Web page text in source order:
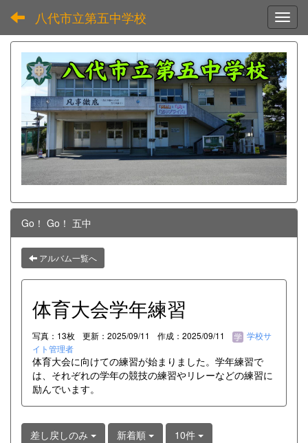
八代市立第五中学校
Go！ Go！ 五中
アルバム一覧へ
体育大会学年練習
写真：13枚 更新：2025/09/11 作成：2025/09/11
学校サ
イト管理者
体育大会に向けての練習が始まりました。学年練習で
は、それぞれの学年の競技の練習やリレーなどの練習に
励んでいます。
差し戻しのみ 新着順 10件